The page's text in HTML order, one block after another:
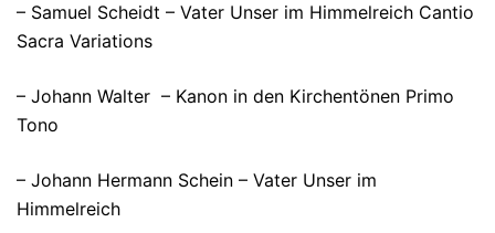
– Samuel Scheidt – Vater Unser im Himmelreich Cantio
Sacra Variations
– Johann Walter – Kanon in den Kirchentönen Primo
Tono
– Johann Hermann Schein – Vater Unser im
Himmelreich